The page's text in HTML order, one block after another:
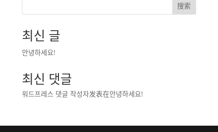
搜索
최신 글
안녕하세요!
최신 댓글
워드프레스 댓글 작성자发表在안녕하세요!